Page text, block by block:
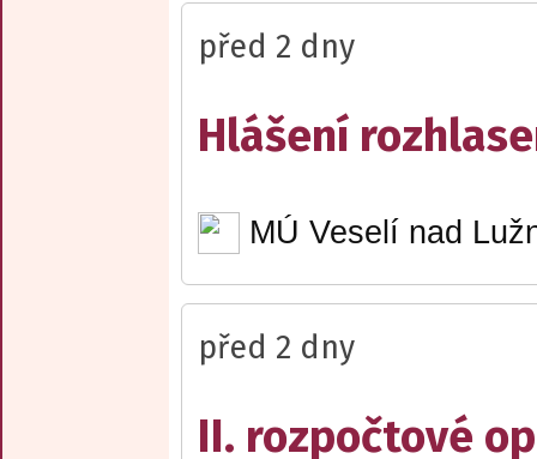
před 2 dny
Hlášení
MÚ Veselí nad
před 2 dny
II. rozpočtové